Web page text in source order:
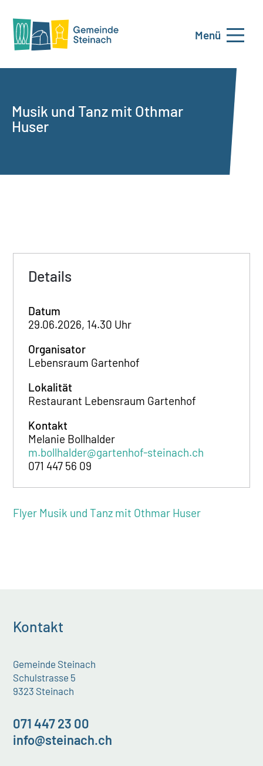
Menü
Musik und Tanz mit Othmar
Huser
Details
Datum
29.06.2026, 14.30 Uhr
Organisator
Lebensraum Gartenhof
Lokalität
Restaurant Lebensraum Gartenhof
Kontakt
Melanie Bollhalder
m.bollhalder@gartenhof-steinach.ch
071 447 56 09
Flyer Musik und Tanz mit Othmar Huser
Kontakt
Gemeinde Steinach
Schulstrasse 5
9323 Steinach
071 447 23 00
info@steinach.ch